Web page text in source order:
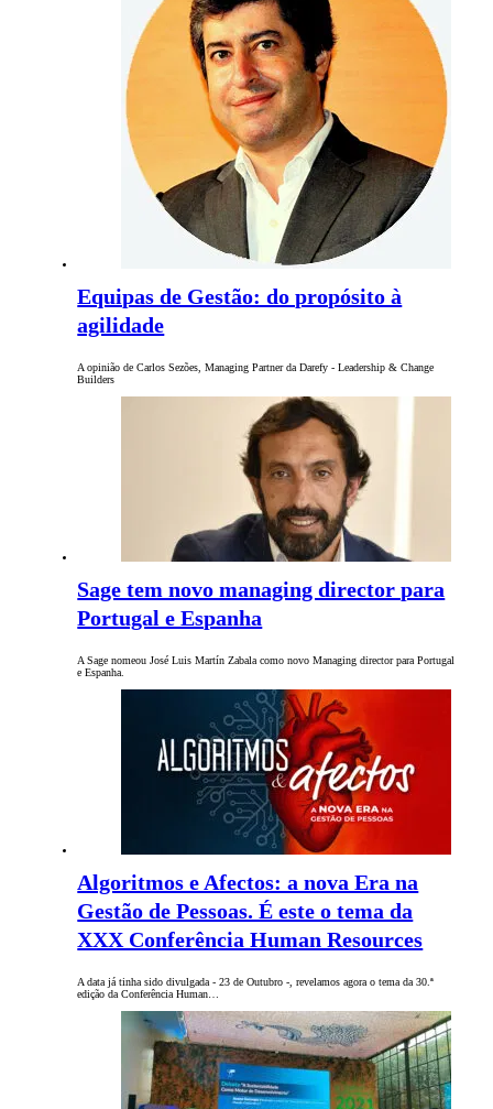
Equipas de Gestão: do propósito à
agilidade
A opinião de Carlos Sezões, Managing Partner da Darefy - Leadership & Change
Builders
Sage tem novo managing director para
Portugal e Espanha
A Sage nomeou José Luis Martín Zabala como novo Managing director para Portugal
e Espanha.
Algoritmos e Afectos: a nova Era na
Gestão de Pessoas. É este o tema da
XXX Conferência Human Resources
A data já tinha sido divulgada - 23 de Outubro -, revelamos agora o tema da 30.ª
edição da Conferência Human…